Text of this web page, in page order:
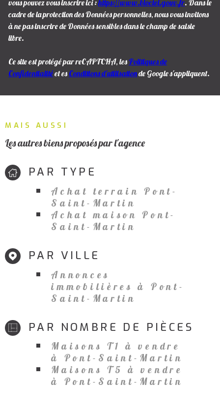
vous pouvez vous inscrire ici :https://www.bloctel.gouv.fr. Dans le
cadre de la protection des Données personnelles, nous vous invitons
à ne pas inscrire de Données sensibles dans le champ de saisie
libre.
Ce site est protégé par reCAPTCHA, lesPolitiques de
Confidentialitéet es Conditions d'utilisationde Google s'appliquent.
MAIS AUSSI
Les autres biens proposés par l'agence
PAR TYPE
Achat terrain Pont-
Saint-Martin
Achat maison Pont-
Saint-Martin
PAR VILLE
Annonces
immobilières à Pont-
Saint-Martin
PAR NOMBRE DE PIÈCES
Maisons T1 à vendre
à Pont-Saint-Martin
Maisons T5 à vendre
à Pont-Saint-Martin